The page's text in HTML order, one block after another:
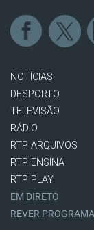
NOTÍCIAS
DESPORTO
TELEVISÃO
RÁDIO
RTP ARQUIVOS
RTP ENSINA
RTP PLAY
EM DIRETO
REVER